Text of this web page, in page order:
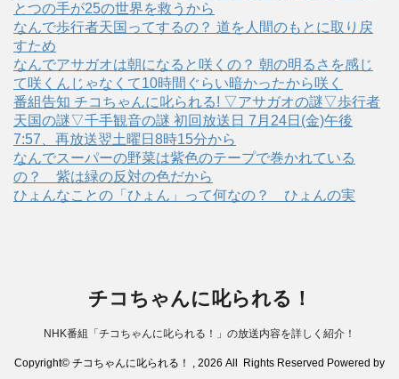
とつの手が25の世界を救うから
なんで歩行者天国ってするの？ 道を人間のもとに取り戻
すため
なんでアサガオは朝になると咲くの？ 朝の明るさを感じ
て咲くんじゃなくて10時間ぐらい暗かったから咲く
番組告知 チコちゃんに叱られる! ▽アサガオの謎▽歩行者
天国の謎▽千手観音の謎 初回放送日 7月24日(金)午後
7:57、再放送翌土曜日8時15分から
なんでスーパーの野菜は紫色のテープで巻かれている
の？ 紫は緑の反対の色だから
ひょんなことの「ひょん」って何なの？ ひょんの実
チコちゃんに叱られる！
NHK番組「チコちゃんに叱られる！」の放送内容を詳しく紹介！
Copyright© チコちゃんに叱られる！ , 2026 All Rights Reserved Powered by